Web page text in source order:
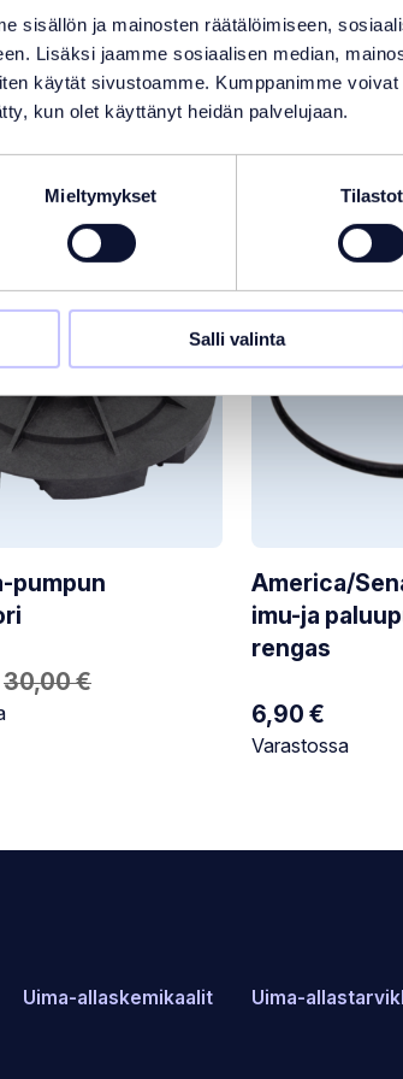
sisällön ja mainosten räätälöimiseen,
Lisäksi jaamme sosiaalisen median,
käytät sivustoamme. Kumppanimme
kun olet käyttänyt heidän palvelujaan.
Mieltymykset Tilastot
Salli valinta
pumpun
30,00€
America/
imu-ja
rengas
6,90 €
Varastotilanne:
Varastossa
Uima-allaskemikaalit Uima-